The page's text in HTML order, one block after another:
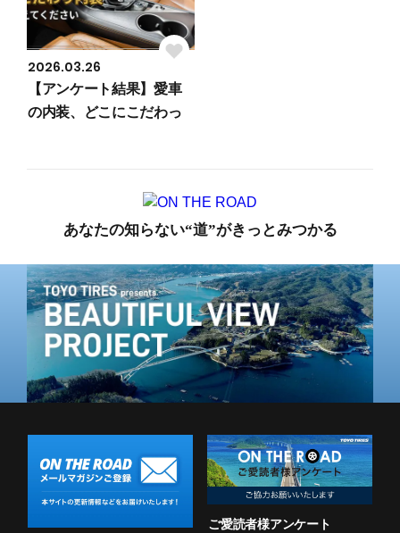
2026.03.26
【アンケート結果】愛車
の内装、どこにこだわっ
あなたの知らない“道”がきっとみつかる
ご愛読者様アンケート